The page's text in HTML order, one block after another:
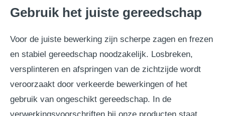
Gebruik het juiste gereedschap
Voor de juiste bewerking zijn scherpe zagen en frezen
en stabiel gereedschap noodzakelijk. Losbreken,
versplinteren en afspringen van de zichtzijde wordt
veroorzaakt door verkeerde bewerkingen of het
gebruik van ongeschikt gereedschap. In de